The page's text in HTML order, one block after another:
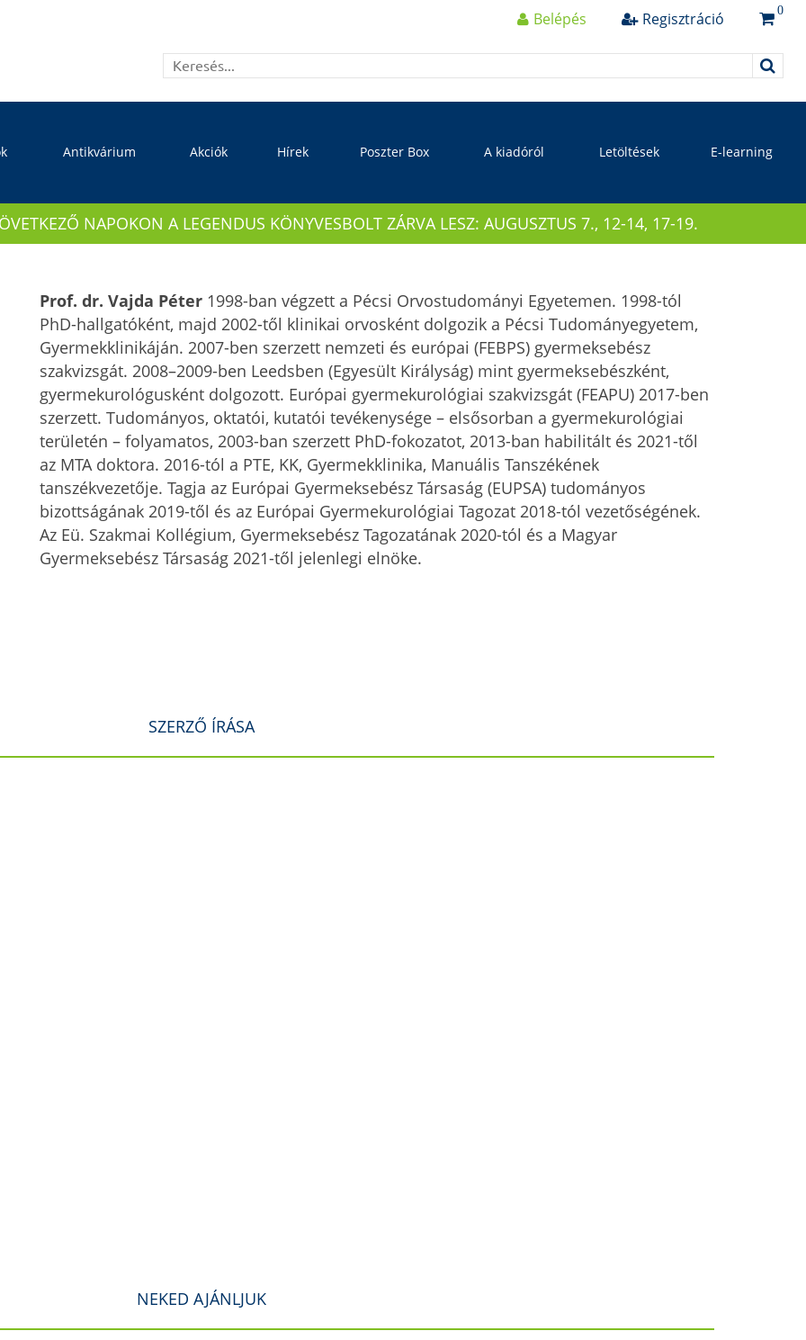
Belépés Regisztráció 0
Antikvárium Akciók Hírek Poszter Box A kiadóról Letöltések E-learning
NAPOKON A LEGENDUS KÖNYVESBOLT ZÁRVA LESZ: AUGUSZTUS 7., 12-14, 17-19.
Prof. dr. Vajda Péter1998-ban végzett a Pécsi Orvostudományi Egyetemen. 1998-tól
PhD-hallgatóként, majd 2002-től klinikai orvosként dolgozik a Pécsi Tudományegyetem,
Gyermekklinikáján. 2007-ben szerzett nemzeti és európai (FEBPS) gyermeksebész
szakvizsgát. 2008–2009-ben Leedsben (Egyesült Királyság) mint gyermeksebészként,
gyermekurológusként dolgozott. Európai gyermekurológiai szakvizsgát (FEAPU) 2017-ben
szerzett. Tudományos, oktatói, kutatói tevékenysége – elsősorban a gyermekurológiai
területén – folyamatos, 2003-ban szerzett PhD-fokozatot, 2013-ban habilitált és 2021-től
az MTA doktora. 2016-tól a PTE, KK, Gyermekklinika, Manuális Tanszékének
tanszékvezetője. Tagja az Európai Gyermeksebész Társaság (EUPSA) tudományos
bizottságának 2019-től és az Európai Gyermekurológiai Tagozat 2018-tól vezetőségének.
Az Eü. Szakmai Kollégium, Gyermeksebész Tagozatának 2020-tól és a Magyar
Gyermeksebész Társaság 2021-től jelenlegi elnöke.
SZERZŐ ÍRÁSA
NEKED AJÁNLJUK